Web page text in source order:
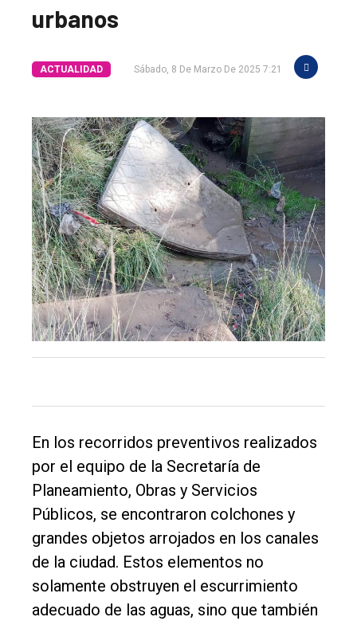
El
único
DIARIO
Balcarce
Inicio
Tendencia
General
Política
Cultura
Entrevistas
Rural
Deportes
Fúnebres
urbanos
ACTUALIDAD Sábado, 8 De Marzo De 2025 7:21
En los recorridos preventivos realizados
por el equipo de la Secretaría de
Planeamiento, Obras y Servicios
Públicos, se encontraron colchones y
grandes objetos arrojados en los canales
de la ciudad. Estos elementos no
solamente obstruyen el escurrimiento
adecuado de las aguas, sino que también